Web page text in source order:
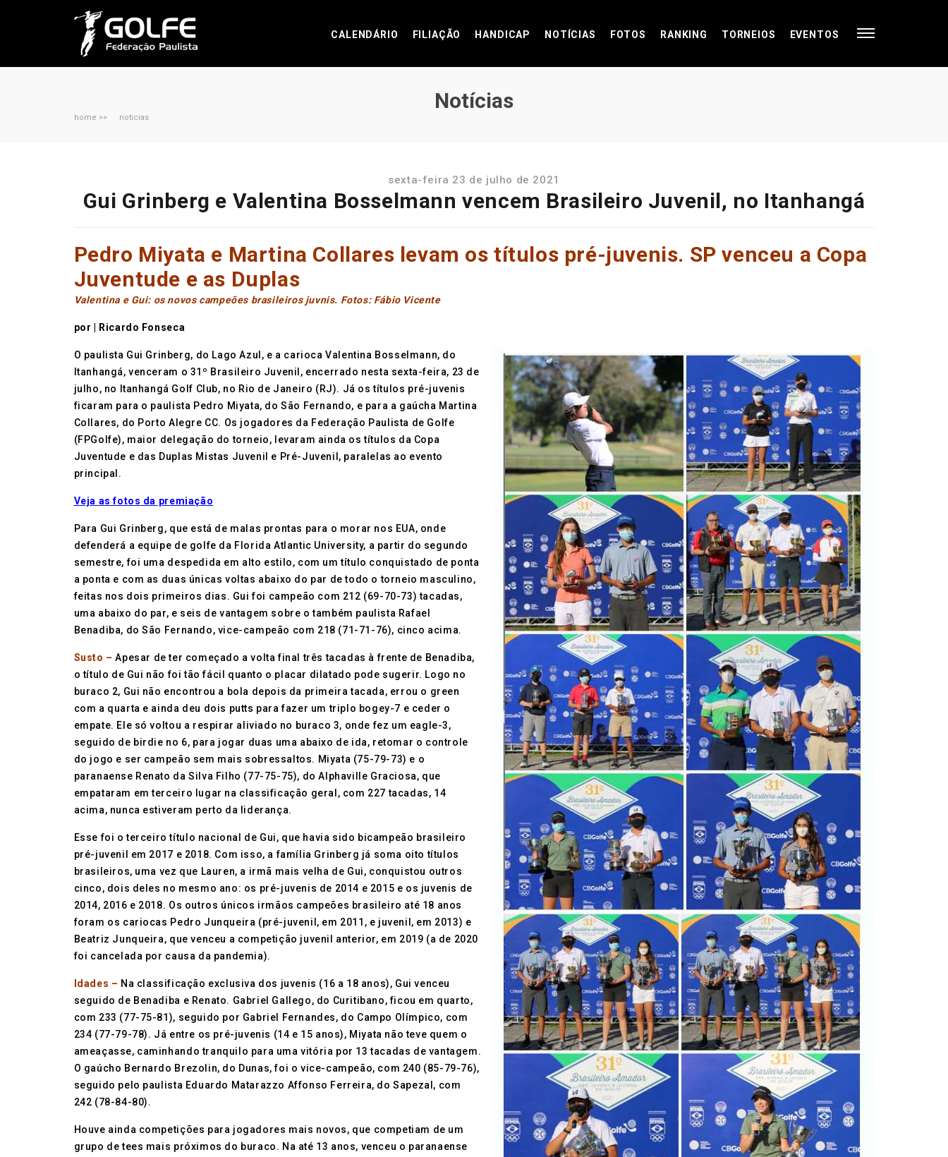
CALENDÁRIO FILIAÇÃO HANDICAP NOTÍCIAS FOTOS RANKING TORNEIOS EVENTOS
Notícias
home >> notícias
sexta-feira 23 de julho de 2021
Gui Grinberg e Valentina Bosselmann vencem Brasileiro Juvenil, no Itanhangá
Pedro Miyata e Martina Collares levam os títulos pré-juvenis. SP venceu a Copa
Juventude e as Duplas
Valentina e Gui: os novos campeões brasileiros juvnis. Fotos: Fábio Vicente
por | Ricardo Fonseca
O paulista Gui Grinberg, do Lago Azul, e a carioca Valentina Bosselmann, do
Itanhangá, venceram o 31º Brasileiro Juvenil, encerrado nesta sexta-feira, 23 de
julho, no Itanhangá Golf Club, no Rio de Janeiro (RJ). Já os títulos pré-juvenis
ficaram para o paulista Pedro Miyata, do São Fernando, e para a gaúcha Martina
Collares, do Porto Alegre CC. Os jogadores da Federação Paulista de Golfe
(FPGolfe), maior delegação do torneio, levaram ainda os títulos da Copa
Juventude e das Duplas Mistas Juvenil e Pré-Juvenil, paralelas ao evento
principal.
Veja as fotos da premiação
Para Gui Grinberg, que está de malas prontas para o morar nos EUA, onde
defenderá a equipe de golfe da Florida Atlantic University, a partir do segundo
semestre, foi uma despedida em alto estilo, com um título conquistado de ponta
a ponta e com as duas únicas voltas abaixo do par de todo o torneio masculino,
feitas nos dois primeiros dias. Gui foi campeão com 212 (69-70-73) tacadas,
uma abaixo do par, e seis de vantagem sobre o também paulista Rafael
Benadiba, do São Fernando, vice-campeão com 218 (71-71-76), cinco acima.
Susto – Apesar de ter começado a volta final três tacadas à frente de Benadiba,
o título de Gui não foi tão fácil quanto o placar dilatado pode sugerir. Logo no
buraco 2, Gui não encontrou a bola depois da primeira tacada, errou o green
com a quarta e ainda deu dois putts para fazer um triplo bogey-7 e ceder o
empate. Ele só voltou a respirar aliviado no buraco 3, onde fez um eagle-3,
seguido de birdie no 6, para jogar duas uma abaixo de ida, retomar o controle
do jogo e ser campeão sem mais sobressaltos. Miyata (75-79-73) e o
paranaense Renato da Silva Filho (77-75-75), do Alphaville Graciosa, que
empataram em terceiro lugar na classificação geral, com 227 tacadas, 14
acima, nunca estiveram perto da liderança.
Esse foi o terceiro título nacional de Gui, que havia sido bicampeão brasileiro
pré-juvenil em 2017 e 2018. Com isso, a família Grinberg já soma oito títulos
brasileiros, uma vez que Lauren, a irmã mais velha de Gui, conquistou outros
cinco, dois deles no mesmo ano: os pré-juvenis de 2014 e 2015 e os juvenis de
2014, 2016 e 2018. Os outros únicos irmãos campeões brasileiro até 18 anos
foram os cariocas Pedro Junqueira (pré-juvenil, em 2011, e juvenil, em 2013) e
Beatriz Junqueira, que venceu a competição juvenil anterior, em 2019 (a de 2020
foi cancelada por causa da pandemia).
Idades – Na classificação exclusiva dos juvenis (16 a 18 anos), Gui venceu
seguido de Benadiba e Renato. Gabriel Gallego, do Curitibano, ficou em quarto,
com 233 (77-75-81), seguido por Gabriel Fernandes, do Campo Olímpico, com
234 (77-79-78). Já entre os pré-juvenis (14 e 15 anos), Miyata não teve quem o
ameaçasse, caminhando tranquilo para uma vitória por 13 tacadas de vantagem.
O gaúcho Bernardo Brezolin, do Dunas, foi o vice-campeão, com 240 (85-79-76),
seguido pelo paulista Eduardo Matarazzo Affonso Ferreira, do Sapezal, com
242 (78-84-80).
Houve ainda competições para jogadores mais novos, que competiam de um
grupo de tees mais próximos do buraco. Na até 13 anos, venceu o paranaense